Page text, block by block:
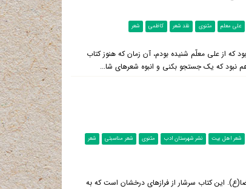
علی معلم مثنوی نقد شعر کاظمی شعر
که از علی معلّم شنیده بودم، آن زمان که هنوز کتاب
نبود که یک جستجو بکنی و انبوه شعرهای شا...
شعر اهل بیت نشر شهرستان ادب مثنوی شعر مناسبتی
شعر
این کتاب سرشار از فرازهای درخشان است که به